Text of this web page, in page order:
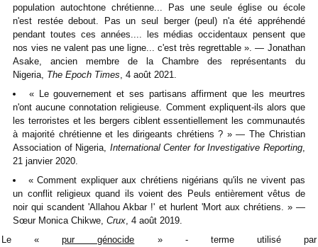
population autochtone chrétienne... Pas une seule église ou école
n'est restée debout. Pas un seul berger (peul) n'a été appréhendé
pendant toutes ces années.... les médias occidentaux pensent que
nos vies ne valent pas une ligne... c'est très regrettable ». — Jonathan
Asake, ancien membre de la Chambre des représentants du
Nigeria, The Epoch Times , 4 août 2021.
« Le gouvernement et ses partisans affirment que les meurtres
n'ont aucune connotation religieuse. Comment expliquent-ils alors que
les terroristes et les bergers ciblent essentiellement les communautés
à majorité chrétienne et les dirigeants chrétiens ? » — The Christian
Association of Nigeria, International Center for Investigative Reporting,
21 janvier 2020.
« Comment expliquer aux chrétiens nigérians qu'ils ne vivent pas
un conflit religieux quand ils voient des Peuls entièrement vêtus de
noir qui scandent 'Allahou Akbar !' et hurlent 'Mort aux chrétiens. » —
Sœur Monica Chikwe,Crux, 4 août 2019.
Le «pur génocide » - terme utilisé par